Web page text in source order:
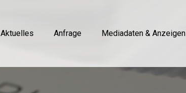
Aktuelles Anfrage Mediadaten & Anzeigen